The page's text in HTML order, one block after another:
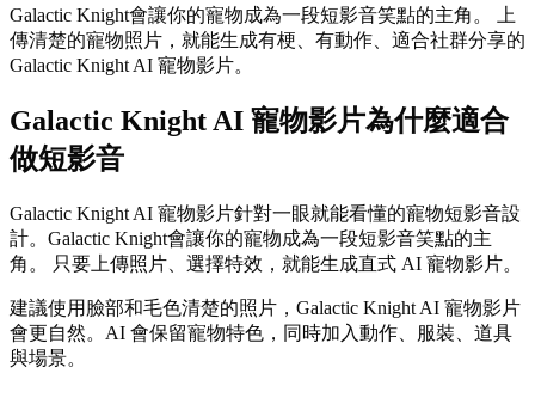
Galactic Knight會讓你的寵物成為一段短影音笑點的主角。 上
傳清楚的寵物照片，就能生成有梗、有動作、適合社群分享的
Galactic Knight AI 寵物影片。
Galactic Knight AI 寵物影片為什麼適合
做短影音
Galactic Knight AI 寵物影片針對一眼就能看懂的寵物短影音設
計。Galactic Knight會讓你的寵物成為一段短影音笑點的主
角。 只要上傳照片、選擇特效，就能生成直式 AI 寵物影片。
建議使用臉部和毛色清楚的照片，Galactic Knight AI 寵物影片
會更自然。AI 會保留寵物特色，同時加入動作、服裝、道具
與場景。